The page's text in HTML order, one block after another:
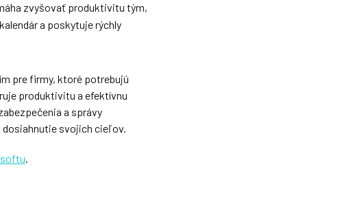
zvyšovať produktivitu tým,
a poskytuje rýchly
pre firmy, ktoré potrebujú
produktivitu a efektívnu
a správy
svojich cieľov.
.